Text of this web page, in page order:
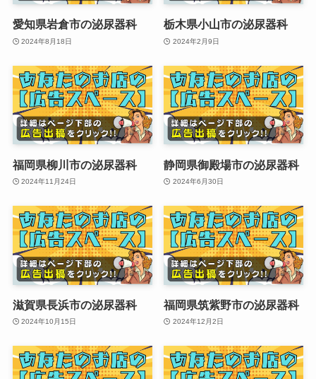
愛知県岩倉市の泌尿器科
2024年8月18日
栃木県小山市の泌尿器科
2024年2月9日
福岡県柳川市の泌尿器科
2024年11月24日
静岡県御殿場市の泌尿器科
2024年6月30日
滋賀県長浜市の泌尿器科
2024年10月15日
福岡県筑紫野市の泌尿器科
2024年12月2日